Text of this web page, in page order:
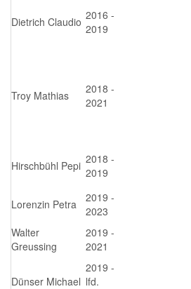
Dietrich Claudio 2016 -
2019
Troy Mathias
2018 -
2021
Hirschbühl Pepi 2018 -
2019
Lorenzin Petra
2019 -
2023
Walter
Greussing
2019 -
2021
Dünser Michael
2019 -
lfd.